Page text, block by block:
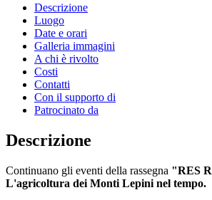
Descrizione
Luogo
Date e orari
Galleria immagini
A chi è rivolto
Costi
Contatti
Con il supporto di
Patrocinato da
Descrizione
Continuano gli eventi della rassegna "RES
L'agricoltura dei Monti Lepini nel tempo.